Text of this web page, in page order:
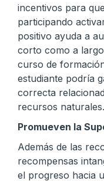
incentivos para
participando
positivo ayuda a
corto como a
curso de
estudiante podría
correcta
recursos naturales.
Promueven la
Además de las
recompensas
el progreso hacia